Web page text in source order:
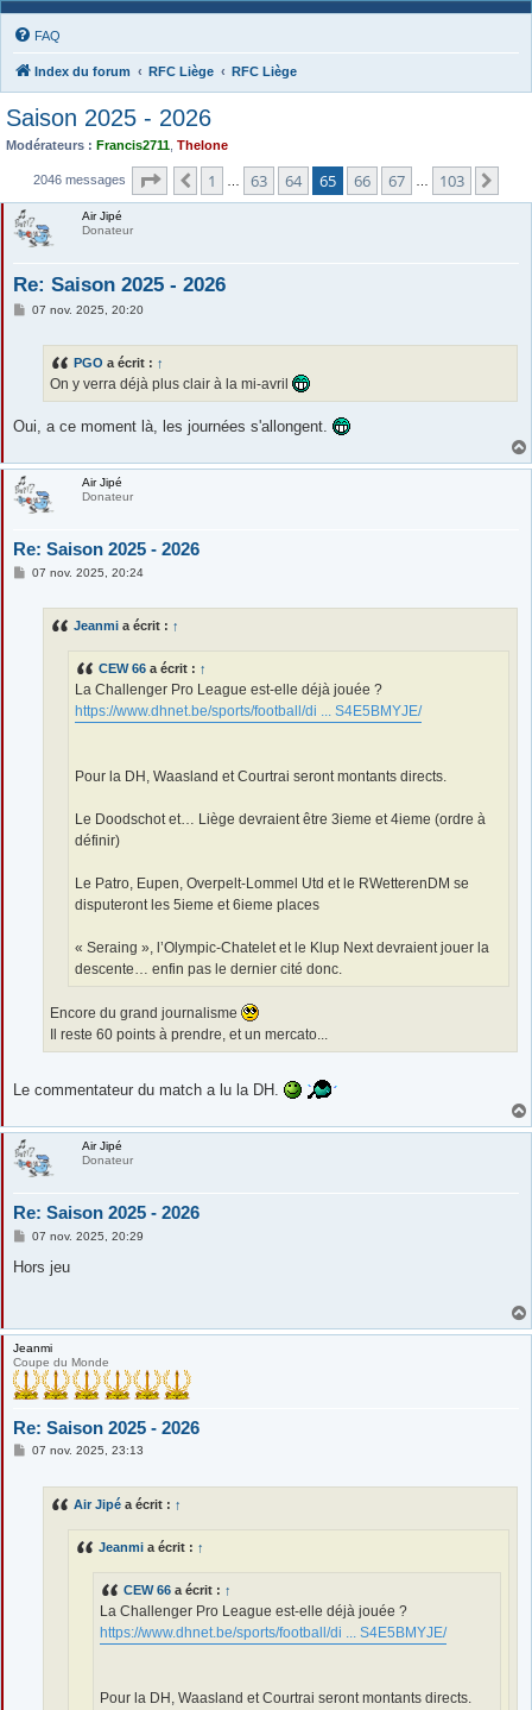
FAQ
Index du forum RFC Liège RFC Liège
Saison 2025 - 2026
Modérateurs : Francis2711 Thelone
2046 messages Page 65 103
Précédente
1 63 64 65 66 67 103
Air Jipé
Donateur
Re: Saison 2025 - 2026
M07 nov. 2025, 20:20
PGO a écrit : ↑
On y verra déjà plus clair à la mi-avril
Oui, a ce moment là, les journées s'allongent.
Air Jipé
Donateur
Re: Saison 2025 - 2026
M07 nov. 2025, 20:24
Jeanmi a écrit : ↑
CEW 66 a écrit : ↑
La Challenger Pro League est-elle déjà jouée ?
https://www.dhnet.be/sports/football/di ... S4E5BMYJE/
Pour la DH, Waasland et Courtrai seront montants directs.
Le Doodschot et… Liège devraient être 3ieme et 4ieme (ordre à
définir)
Le Patro, Eupen, Overpelt-Lommel Utd et le RWetterenDM se
disputeront les 5ieme et 6ieme places
« Seraing », l’Olympic-Chatelet et le Klup Next devraient jouer la
descente… enfin pas le dernier cité donc.
Encore du grand journalisme
Il reste 60 points à prendre, et un mercato...
Le commentateur du match a lu la DH.
Air Jipé
Donateur
Re: Saison 2025 - 2026
M
s
07 nov. 2025, 20:29
Hors jeu
Jeanmi
Coupe du Monde
Re: Saison 2025 - 2026
M07 nov. 2025, 23:13
Air Jipé a écrit : ↑
Jeanmi a écrit : ↑
CEW 66 a écrit : ↑
La Challenger Pro League est-elle déjà jouée ?
https://www.dhnet.be/sports/football/di ... S4E5BMYJE/
Pour la DH, Waasland et Courtrai seront montants directs.